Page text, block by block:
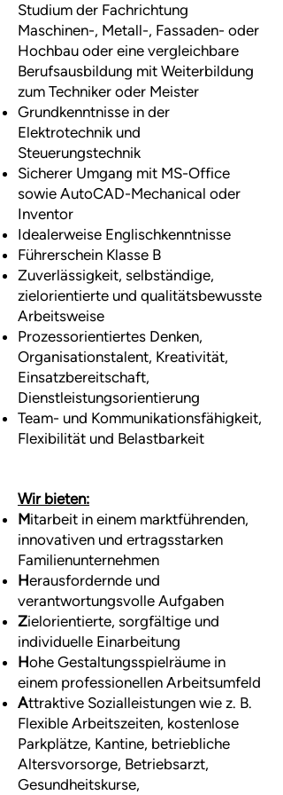
Studium der Fachrichtung
Maschinen-, Metall-, Fassaden- oder
Hochbau oder eine vergleichbare
Berufsausbildung mit Weiterbildung
zum Techniker oder Meister
Grundkenntnisse in der
Elektrotechnik und
Steuerungstechnik
Sicherer Umgang mit MS-Office
sowie AutoCAD-Mechanical oder
Inventor
Idealerweise Englischkenntnisse
Führerschein Klasse B
Zuverlässigkeit, selbständige,
zielorientierte und qualitätsbewusste
Arbeitsweise
Prozessorientiertes Denken,
Organisationstalent, Kreativität,
Einsatzbereitschaft,
Dienstleistungsorientierung
Team- und Kommunikationsfähigkeit,
Flexibilität und Belastbarkeit
Wir bieten:
Mitarbeit in einem marktführenden,
innovativen und ertragsstarken
Familienunternehmen
Herausfordernde und
verantwortungsvolle Aufgaben
Zielorientierte, sorgfältige und
individuelle Einarbeitung
Hohe Gestaltungsspielräume in
einem professionellen Arbeitsumfeld
Attraktive Sozialleistungen wie z. B.
Flexible Arbeitszeiten, kostenlose
Parkplätze, Kantine, betriebliche
Altersvorsorge, Betriebsarzt,
Gesundheitskurse,